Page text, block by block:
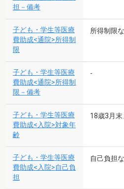
担－備考
子ども・学生等医療
費助成<通院>所得制
限
所得制限
子ども・学生等医療
費助成<通院>所得制
限－備考
-
子ども・学生等医療
費助成<入院>対象年
齢
18歳3月
子ども・学生等医療
費助成<入院>自己負
担
自己負担